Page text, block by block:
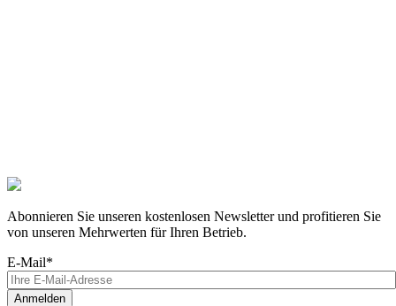
Abonnieren Sie unseren kostenlosen Newsletter und profitieren Sie
von unseren Mehrwerten für Ihren Betrieb.
E-Mail*
Anmelden